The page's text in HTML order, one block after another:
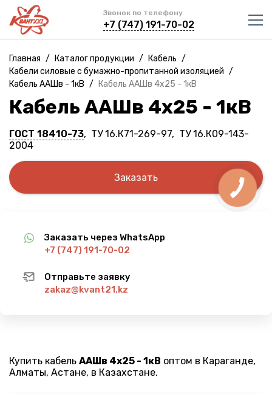
Звонок по телефону
+7 (747) 191-70-02
Главная / Каталог продукции / Кабель /
Кабели силовые с бумажно-пропитанной изоляцией /
Кабель ААШв - 1кВ / Кабель ААШв 4х25 - 1кВ
Кабель ААШв 4х25 - 1кВ
ГОСТ 18410-73, ТУ 16.К71-269-97, ТУ 16.К09-143-
2004
Заказать
Заказать через WhatsApp
+7 (747) 191-70-02
Отправьте заявку
zakaz@kvant21.kz
Купить кабель ААШв 4х25 - 1кВ оптом в Караганде,
Алматы, Астане, в Казахстане.